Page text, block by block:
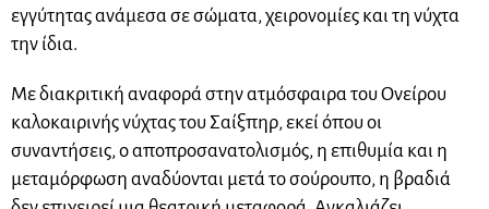
εγγύτητας ανάμεσα σε σώματα, χειρονομίες και τη νύχτα
την ίδια.
Με διακριτική αναφορά στην ατμόσφαιρα του Ονείρου
καλοκαιρινής νύχτας του Σαίξπηρ, εκεί όπου οι
συναντήσεις, ο αποπροσανατολισμός, η επιθυμία και η
μεταμόρφωση αναδύονται μετά το σούρουπο, η βραδιά